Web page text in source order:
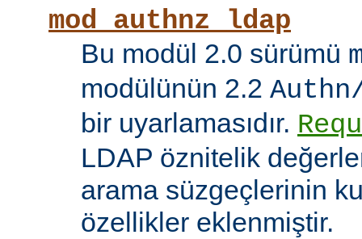
mod_authnz_ldap
Bu modül 2.0 sürümü
modülünün 2.2
bir uyarlamasıdır.
LDAP öznitelik
arama süzgeçlerinin
özellikler eklenmiştir.